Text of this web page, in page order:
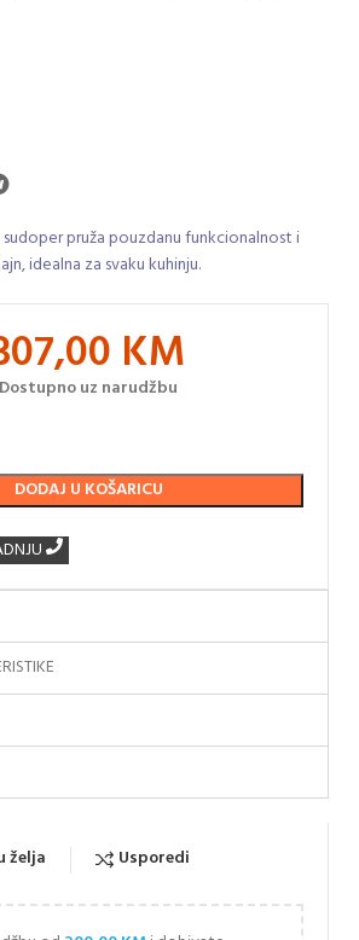
sudoper pruža pouzdanu funkcionalnost i
idealna za svaku kuhinju.
KM
Dostupno uz narudžbu
DODAJ U KOŠARICU
želja Usporedi